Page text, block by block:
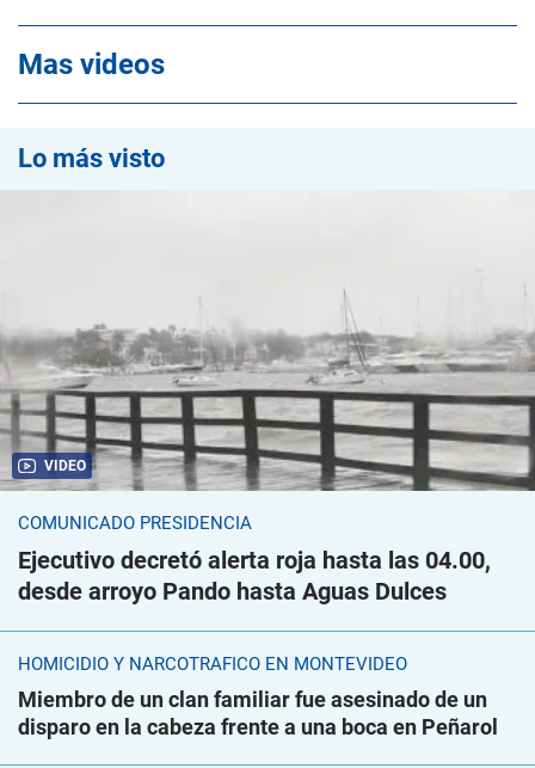
Mas videos
Lo más visto
VIDEO
COMUNICADO PRESIDENCIA
Ejecutivo decretó alerta roja hasta las 04.00,
desde arroyo Pando hasta Aguas Dulces
HOMICIDIO Y NARCOTRÁFICO EN MONTEVIDEO
Miembro de un clan familiar fue asesinado de un
disparo en la cabeza frente a una boca en Peñarol